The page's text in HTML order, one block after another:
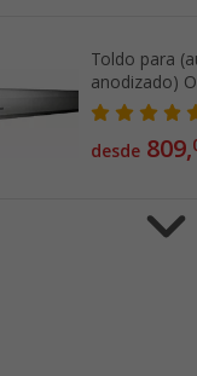
Toldo para
anodizado)
desde 809,